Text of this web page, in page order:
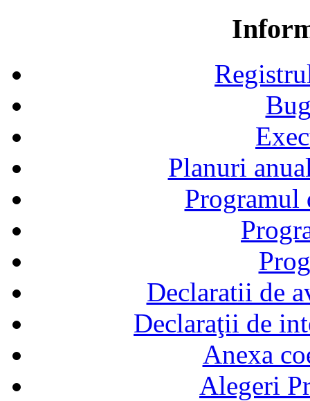
Planuri
Declaratii de
Declaraţii de
Anexa
Alegeri